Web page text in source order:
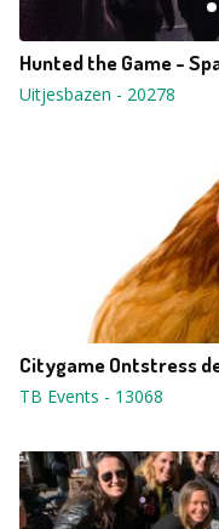
Hunted the Game -
Uitjesbazen - 20278
Citygame Ontstress
TB Events - 13068